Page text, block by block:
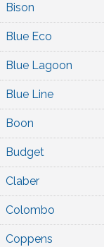
Bison
Blue Eco
Blue Lagoon
Blue Line
Boon
Budget
Claber
Colombo
Coppens